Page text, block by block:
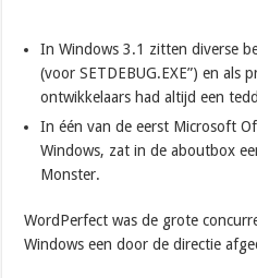
In Windows 3.1 zitten diverse
(voor SETDEBUG.EXE”) en als
ontwikkelaars had altijd een
In één van de eerst Microsoft
Windows, zat in de aboutbox
Monster.
WordPerfect was de grote
Windows een door de directie